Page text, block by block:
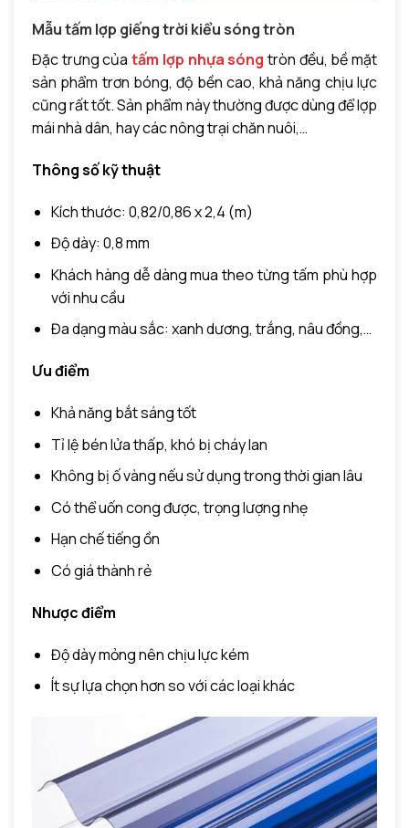
Mẫu tấm lợp giếng trời kiểu sóng tròn
Đặc trưng củatấm lợp nhựa sóngtròn đều, bề mặt
sản phẩm trơn bóng, độ bền cao, khả năng chịu lực
cũng rất tốt. Sản phẩm này thường được dùng để lợp
mái nhà dân, hay các nông trại chăn nuôi,…
Thông số kỹ thuật
Kích thước: 0,82/0,86 x 2,4 (m)
Độ dày: 0,8 mm
Khách hàng dễ dàng mua theo từng tấm phù hợp
với nhu cầu
Đa dạng màu sắc: xanh dương, trắng, nâu đồng,…
Ưu điểm
Khả năng bắt sáng tốt
Tỉ lệ bén lửa thấp, khó bị cháy lan
Không bị ố vàng nếu sử dụng trong thời gian lâu
Có thể uốn cong được, trọng lượng nhẹ
Hạn chế tiếng ồn
Có giá thành rẻ
Nhược điểm
Độ dày mỏng nên chịu lực kém
Ít sự lựa chọn hơn so với các loại khác